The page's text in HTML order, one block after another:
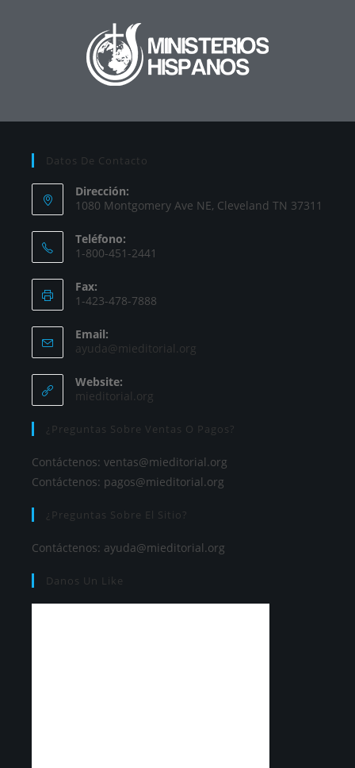
Datos De Contacto
Dirección:
1080 Montgomery Ave NE, Cleveland TN 37311
Teléfono:
1-800-451-2441
Fax:
1-423-478-7888
Email:
ayuda@mieditorial.org
Website:
mieditorial.org
¿Preguntas Sobre Ventas O Pagos?
Contáctenos: ventas@mieditorial.org
Contáctenos: pagos@mieditorial.org
¿Preguntas Sobre El Sitio?
Contáctenos: ayuda@mieditorial.org
Danos Un Like